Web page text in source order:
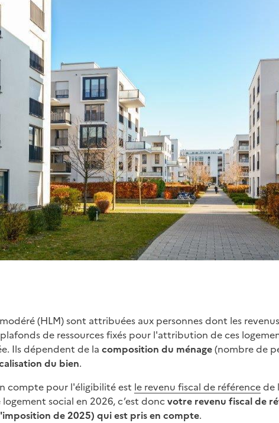
(HLM) sont attribuées aux personnes dont les
de ressources fixés pour l'attribution de ces
Ils dépendent de la composition du ménage(nombre de
du bien.
compte pour l'éligibilité est le revenu fiscal de référencede
social en 2026, c’est doncvotre revenu fiscal de
de 2025) qui est pris en compte.